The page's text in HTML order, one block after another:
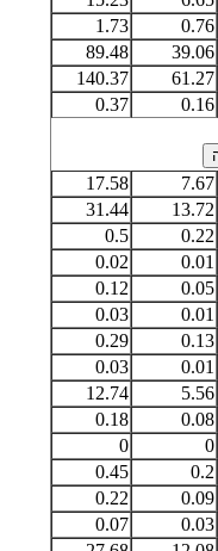
0.76
1.73
39.06
89.48
61.27
140.37
0.16
0.37
7.67
17.58
13.72
31.44
0.22
0.5
0.01
0.02
0.05
0.12
0.01
0.03
0.13
0.29
0.01
0.03
5.56
12.74
0.08
0.18
0
0
0.2
0.45
0.09
0.22
0.03
0.07